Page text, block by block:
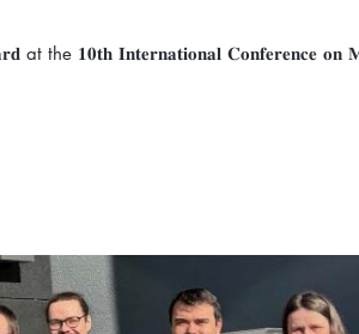
the 𝟏𝟎𝐭𝐡 𝐈𝐧𝐭𝐞𝐫𝐧𝐚𝐭𝐢𝐨𝐧𝐚𝐥 𝐂𝐨𝐧𝐟𝐞𝐫𝐞𝐧𝐜𝐞 𝐨𝐧